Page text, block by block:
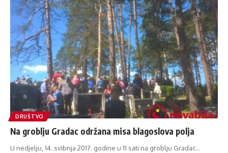
DRUŠTVO
Na groblju Gradac održana misa blagoslova polja
U nedjelju, 14. svibnja 2017. godine u 11 sati na groblju Gradac…